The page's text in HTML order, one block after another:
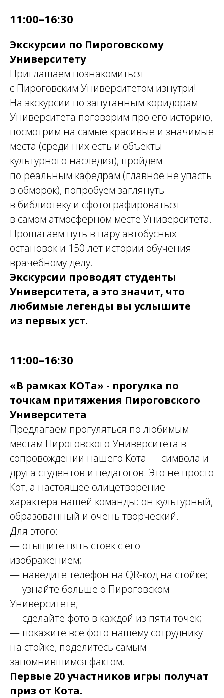
11:00–16:30
Экскурсии по Пироговскому
Университету
Приглашаем познакомиться
с Пироговским Университетом изнутри!
На экскурсии по запутанным коридорам
Университета поговорим про его историю,
посмотрим на самые красивые и значимые
места (среди них есть и объекты
культурного наследия), пройдем
по реальным кафедрам (главное не упасть
в обморок), попробуем заглянуть
в библиотеку и сфотографироваться
в самом атмосферном месте Университета.
Прошагаем путь в пару автобусных
остановок и 150 лет истории обучения
врачебному делу.
Экскурсии проводят студенты
Университета, а это значит, что
любимые легенды вы услышите
из первых уст.
11:00–16:30
«В рамках КОТа» - прогулка по
точкам притяжения Пироговского
Университета
Предлагаем прогуляться по любимым
местам Пироговского Университета в
сопровождении нашего Кота — символа и
друга студентов и педагогов. Это не просто
Кот, а настоящее олицетворение
характера нашей команды: он культурный,
образованный и очень творческий.
Для этого:
— отыщите пять стоек с его
изображением;
— наведите телефон на QR-код на стойке;
— узнайте больше о Пироговском
Университете;
— сделайте фото в каждой из пяти точек;
— покажите все фото нашему сотруднику
на стойке, поделитесь самым
запомнившимся фактом.
Первые 20 участников игры получат
приз от Кота.